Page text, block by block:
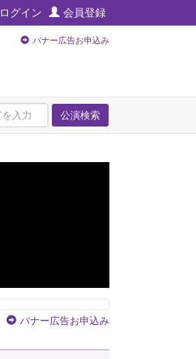
ログイン 会員登録
バナー広告お申込み
公演検索
バナー広告お申込み